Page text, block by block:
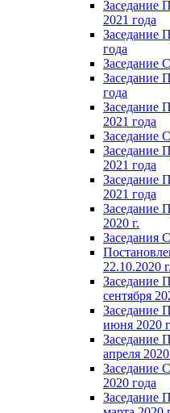
Заседание
2021 года
Заседание
года
Заседание
Заседание
года
Заседание
2021 года
Заседание
Заседание
2021 года
Заседание
2021 года
Заседание
2020 г.
Заседания
22.10.2020 г.
Заседание
сентября
Заседание
июня 2020
Заседание
апреля
Заседание
2020 года
Заседание